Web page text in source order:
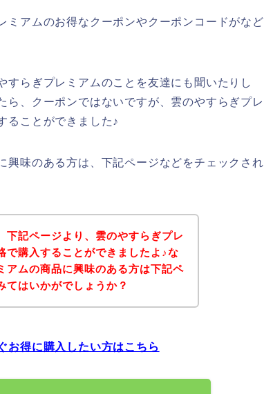
ミアムのお得なクーポンやクーポンコードがなど
すらぎプレミアムのことを友達にも聞いたりし
ら、クーポンではないですが、雲のやすらぎプレ
ることができました♪
興味のある方は、下記ページなどをチェックされ
下記ページより、雲のやすらぎプレ
で購入することができましたよ♪な
アムの商品に興味のある方は下記ペ
てはいかがでしょうか？
お得に購入したい方はこちら